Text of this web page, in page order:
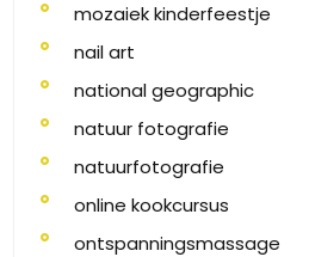
mozaiek kinderfeestje
nail art
national geographic
natuur fotografie
natuurfotografie
online kookcursus
ontspanningsmassage